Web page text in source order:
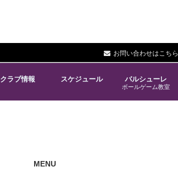
お問い合わせはこちら
クラブ情報 スケジュール バルシューレ
ボールゲーム教室
MENU